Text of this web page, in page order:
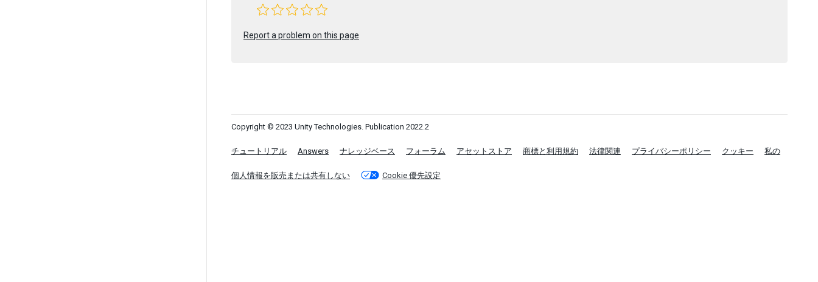
Report a problem on this page
Copyright © 2023 Unity Technologies. Publication 2022.2
チュートリアル Answers ナレッジベース フォーラム アセットストア 商標と利用規約 法律関連 プライバシーポリシー クッキー 私の
個人情報を販売または共有しない Cookie 優先設定